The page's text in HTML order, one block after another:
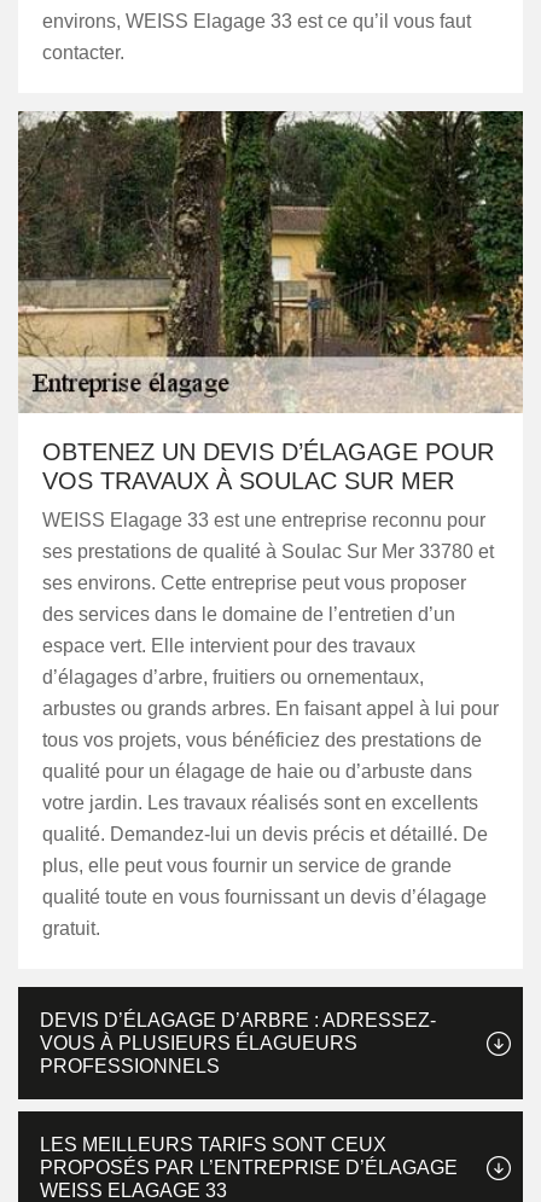
environs, WEISS Elagage 33 est ce qu’il vous faut
contacter.
OBTENEZ UN DEVIS D’ÉLAGAGE POUR
VOS TRAVAUX À SOULAC SUR MER
WEISS Elagage 33 est une entreprise reconnu pour
ses prestations de qualité à Soulac Sur Mer 33780 et
ses environs. Cette entreprise peut vous proposer
des services dans le domaine de l’entretien d’un
espace vert. Elle intervient pour des travaux
d’élagages d’arbre, fruitiers ou ornementaux,
arbustes ou grands arbres. En faisant appel à lui pour
tous vos projets, vous bénéficiez des prestations de
qualité pour un élagage de haie ou d’arbuste dans
votre jardin. Les travaux réalisés sont en excellents
qualité. Demandez-lui un devis précis et détaillé. De
plus, elle peut vous fournir un service de grande
qualité toute en vous fournissant un devis d’élagage
gratuit.
DEVIS D’ÉLAGAGE D’ARBRE : ADRESSEZ-
VOUS À PLUSIEURS ÉLAGUEURS
PROFESSIONNELS
LES MEILLEURS TARIFS SONT CEUX
PROPOSÉS PAR L’ENTREPRISE D’ÉLAGAGE
WEISS ELAGAGE 33